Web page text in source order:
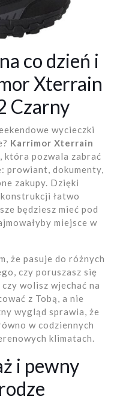
co dzień i
Xterrain
Czarny
wycieczki
Karrimor Xterrain
która pozwala zabrać
prowiant, dokumenty,
zakupy. Dzięki
łatwo
będziesz mieć pod
miejsce w
że pasuje do różnych
czy poruszasz się
wolisz wjechać na
z Tobą, a nie
wygląd sprawia, że
w codziennych
klimatach.
i pewny